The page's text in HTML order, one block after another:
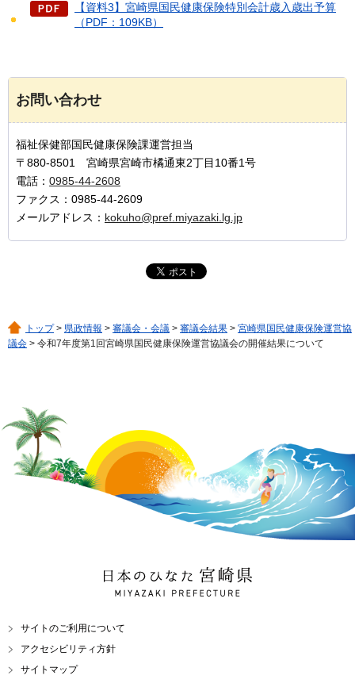
【資料3】宮崎県国民健康保険特別会計歳入歳出予算
（PDF：109KB）
お問い合わせ
福祉保健部国民健康保険課運営担当
〒880-8501 宮崎県宮崎市橘通東2丁目10番1号
電話： 0985-44-2608
ファクス：0985-44-2609
メールアドレス： kokuho@pref.miyazaki.lg.jp
トップ> 県政情報 > 審議会・会議 > 審議会結果 > 宮崎県国民健康保険運営協
議会 > 令和7年度第1回宮崎県国民健康保険運営協議会の開催結果について
日本のひなた 宮崎県
MIYAZAKI PREFECTURE
サイトのご利用について
アクセシビリティ方針
サイトマップ